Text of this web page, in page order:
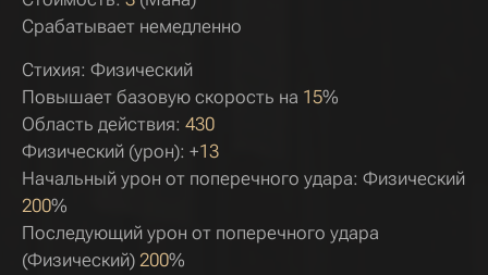
Срабатывает немедленно
Стихия: Физический
Повышает базовую скорость на 15%
Область действия: 430
Физический (урон): +13
Начальный урон от поперечного удара: Физический
200%
Последующий урон от поперечного удара
(Физический) 200%